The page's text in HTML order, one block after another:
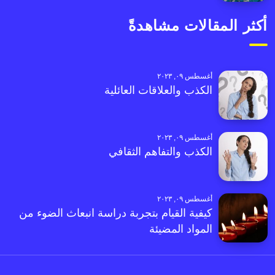
أكثر المقالات مشاهدةً
أغسطس ٠٩, ٢٠٢٣
الكذب والعلاقات العائلية
أغسطس ٠٩, ٢٠٢٣
الكذب والتفاهم الثقافي
أغسطس ٠٩, ٢٠٢٣
كيفية القيام بتجربة دراسة انبعاث الضوء من
المواد المضيئة